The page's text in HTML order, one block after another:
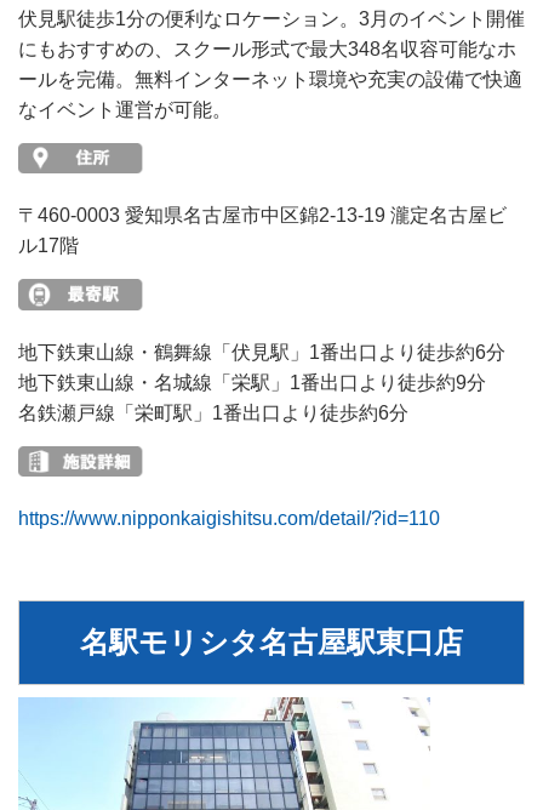
伏見駅徒歩1分の便利なロケーション。3月のイベント開催
にもおすすめの、スクール形式で最大348名収容可能なホ
ールを完備。無料インターネット環境や充実の設備で快適
なイベント運営が可能。
〒460-0003 愛知県名古屋市中区錦2-13-19 瀧定名古屋ビ
ル17階
地下鉄東山線・鶴舞線「伏見駅」1番出口より徒歩約6分
地下鉄東山線・名城線「栄駅」1番出口より徒歩約9分
名鉄瀬戸線「栄町駅」1番出口より徒歩約6分
https://www.nipponkaigishitsu.com/detail/?id=110
名駅モリシタ名古屋駅東口店